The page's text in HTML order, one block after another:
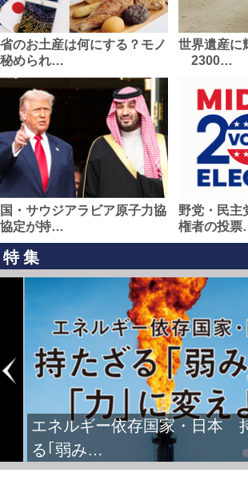
のお土産は何にする？モノ
められ…
世界遺産に
2300…
・サウジアラビア原子力協
定が持…
野党・民主
権者の投
特集
エネルギー依存国家・日本
る｢弱み…